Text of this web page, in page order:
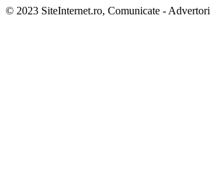
© 2023 SiteInternet.ro, Comunicate -